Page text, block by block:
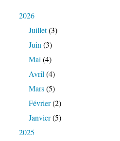
2026
Juillet(3)
Juin (3)
Mai (4)
Avril (4)
Mars(5)
Février(2)
Janvier(5)
2025